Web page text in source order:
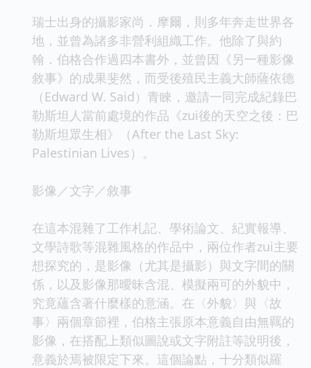
瑞士出身的攝影家尚．摩爾，則多年奔走世界各
地，並曾為諸多非營利組織工作。他除了與約
翰．伯格合作過四本書外，並曾因《另一種影像
敘事》的成果斐然，而受後殖民主義大師薩依德
（Edward W. Said）青睞，邀請一同完成紀錄巴
勒斯坦人當前處境的作品《zui後的天空之後：巴
勒斯坦眾生相》（After the Last Sky:
Palestinian Lives）。
影像／文字／敘事
在這本混雜了工作札記、學術論文、紀實報導、
文學詩歌等混雜風格的作品中，兩位作者zui主要
想探究的，是影像（尤其是攝影）與文字間的關
係，以及影像那曖昧含混、模擬兩可的外貌中，
究竟蘊含著什麼樣的意涵。在〈外貌〉與〈故
事〉兩個章節裡，伯格主張原本意義自由無羈的
影像，在搭配上類似圖說或文字附註等說明後，
意義於焉被限定下來。這個論點，十分類似羅